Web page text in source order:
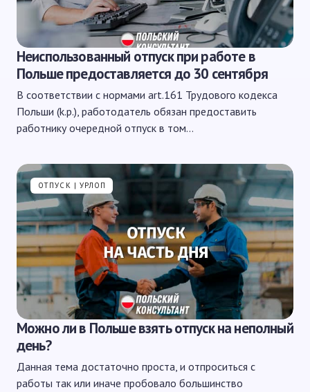
Неиспользованный отпуск при работе в
Польше предоставляется до 30 сентября
В соответствии с нормами art.161 Трудового кодекса
Польши (k.p.), работодатель обязан предоставить
работнику очередной отпуск в том…
ОТПУСК | УРЛОП
Можно ли в Польше взять отпуск на неполный
день?
Данная тема достаточно проста, и отпроситься с
работы так или иначе пробовало большинство